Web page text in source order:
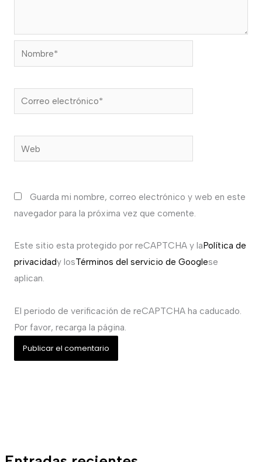
Nombre*
Correo
electrónico*
Web
Guarda mi nombre, correo electrónico y web en este
navegador para la próxima vez que comente.
Este sitio esta protegido por reCAPTCHA y laPolítica de
privacidady losTérminos del servicio de Googlese
aplican.
El periodo de verificación de reCAPTCHA ha caducado.
Por favor, recarga la página.